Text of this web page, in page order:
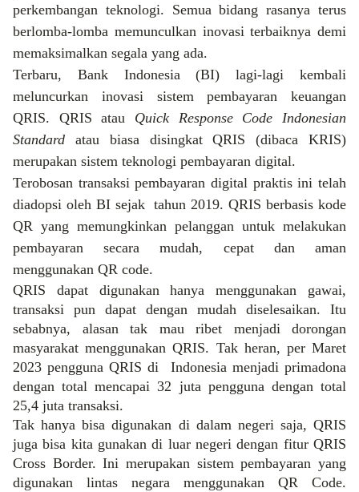
perkembangan teknologi. Semua bidang rasanya terus
berlomba-lomba memunculkan inovasi terbaiknya demi
memaksimalkan segala yang ada.
Terbaru,
Bank Indonesia (BI)lagi-lagi kembali
meluncurkan inovasi sistem pembayaran keuangan
QRIS.
QRIS atau Quick Response Code Indonesian
Standard atau biasa disingkat QRIS (dibaca KRIS)
merupakan sistem teknologi pembayaran digital.
Terobosan transaksi pembayaran digital praktis ini telah
diadopsi oleh BIsejak tahun 2019. QRIS berbasis kode
QR yang memungkinkan pelanggan untuk melakukan
pembayaran secara mudah, cepat dan aman
menggunakan QR code.
QRIS dapat digunakan hanya menggunakan gawai,
transaksi pun dapat dengan mudah diselesaikan. Itu
sebabnya, alasan tak mau ribet menjadi dorongan
masyarakat menggunakan QRIS. Tak heran, per Maret
2023 pengguna QRIS di
Indonesia menjadi primadona
dengan total mencapai 32 juta pengguna dengan total
25,4 juta transaksi.
Tak hanya bisa digunakan di dalam negeri saja, QRIS
juga bisa kita gunakan di luar negeri dengan fitur QRIS
Cross Border. Ini merupakan sistem pembayaran yang
digunakan lintas negara menggunakan QR Code.